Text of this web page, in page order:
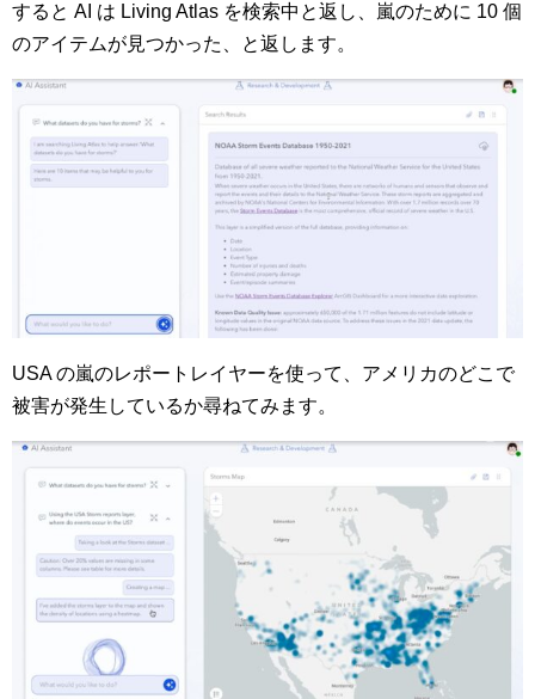
すると AI は Living Atlas を検索中と返し、嵐のために 10 個
のアイテムが見つかった、と返します。
USA の嵐のレポートレイヤーを使って、アメリカのどこで
被害が発生しているか尋ねてみます。